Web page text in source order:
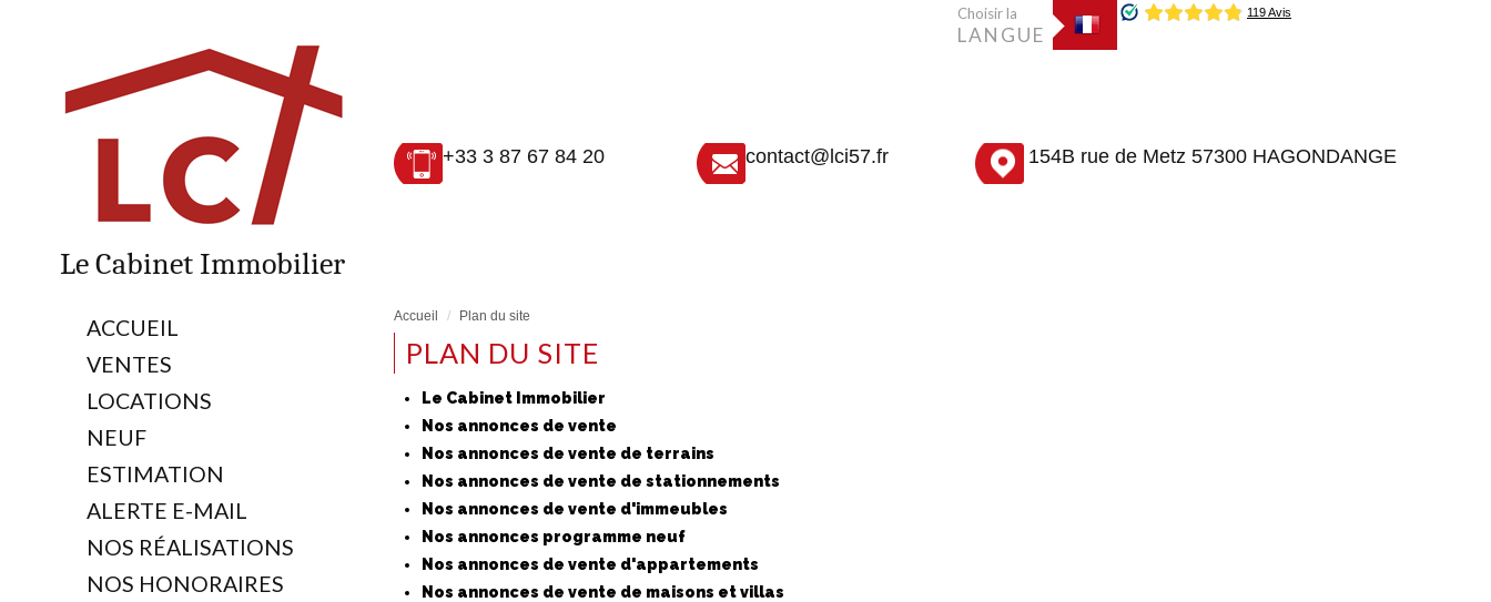
Choisir la
LANGUE
Le Cabinet Immobilier
+33 3 87 67 84 20 contact@lci57.fr 154B rue de Metz 57300 HAGONDANGE
ACCUEIL
VENTES
LOCATIONS
NEUF
ESTIMATION
ALERTE E-MAIL
NOS RÉALISATIONS
NOS HONORAIRES
Accueil Plan du site
PLAN DU SITE
Le Cabinet Immobilier
Nos annonces de vente
Nos annonces de vente de terrains
Nos annonces de vente de stationnements
Nos annonces de vente d'immeubles
Nos annonces programme neuf
Nos annonces de vente d'appartements
Nos annonces de vente de maisons et villas